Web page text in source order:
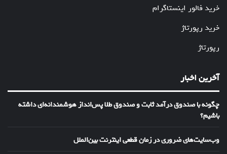
خرید فالور اینستاگرام
خرید رپورتاژ
رپورتاژ
آخرین اخبار
چگونه با صندوق درآمد ثابت و صندوق طلا پس‌انداز هوشمندانه‌ای داشته
باشیم؟
وب‌سایت‌های ضروری در زمان قطعی اینترنت بین‌الملل